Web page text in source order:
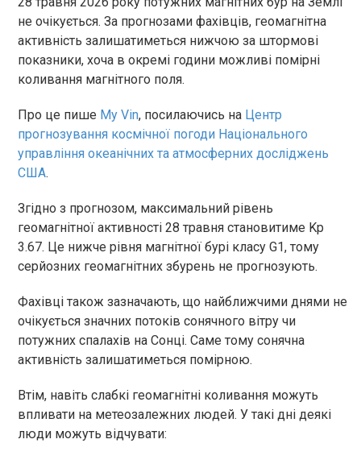
не очікується. За прогнозами фахівців, геомагнітна
активність залишатиметься нижчою за штормові
показники, хоча в окремі години можливі помірні
коливання магнітного поля.
Про це пише My Vin, посилаючись на Центр
прогнозування космічної погоди Національного
управління океанічних та атмосферних досліджень
США.
Згідно з прогнозом, максимальний рівень
геомагнітної активності 28 травня становитиме Kp
3.67. Це нижче рівня магнітної бурі класу G1, тому
серйозних геомагнітних збурень не прогнозують.
Фахівці також зазначають, що найближчими днями не
очікується значних потоків сонячного вітру чи
потужних спалахів на Сонці. Саме тому сонячна
активність залишатиметься помірною.
Втім, навіть слабкі геомагнітні коливання можуть
впливати на метеозалежних людей. У такі дні деякі
люди можуть відчувати: